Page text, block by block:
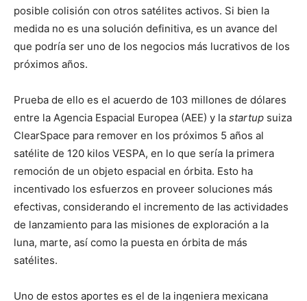
posible colisión con otros satélites activos. Si bien la
medida no es una solución definitiva, es un avance del
que podría ser uno de los negocios más lucrativos de los
próximos años.
Prueba de ello es el acuerdo de 103 millones de dólares
entre la Agencia Espacial Europea (AEE) y la startup suiza
ClearSpace para remover en los próximos 5 años al
satélite de 120 kilos VESPA, en lo que sería la primera
remoción de un objeto espacial en órbita. Esto ha
incentivado los esfuerzos en proveer soluciones más
efectivas, considerando el incremento de las actividades
de lanzamiento para las misiones de exploración a la
luna, marte, así como la puesta en órbita de más
satélites.
Uno de estos aportes es el de la ingeniera mexicana